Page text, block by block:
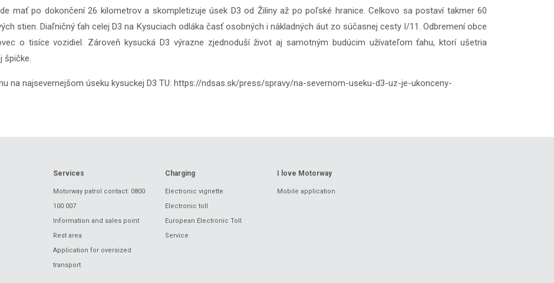
mať po dokončení 26 kilometrov a skompletizuje úsek D3 od Žiliny až po poľské hranice. Celkovo sa postaví takmer 60
stien. Diaľničný ťah celej D3 na Kysuciach odláka časť osobných i nákladných áut zo súčasnej cesty I/11. Odbremení obce
o tisíce vozidiel. Zároveň kysucká D3 výrazne zjednoduší život aj samotným budúcim užívateľom ťahu, ktorí ušetria
špičke.
na najsevernejšom úseku kysuckej D3 TU: https://ndsas.sk/press/spravy/na-severnom-useku-d3-uz-je-ukonceny-
Services
Motorway patrol contact: 0800
100 007
Information and sales point
Rest area
Application for oversized
transport
Charging
Electronic vignette
Electronic toll
European Electronic Toll
Service
I love Motorway
Mobile application